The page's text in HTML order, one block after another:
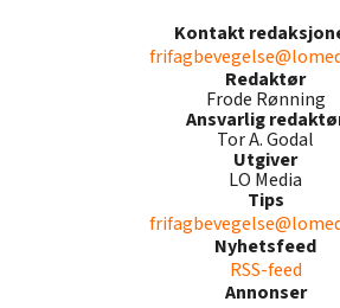
Kontakt
Redaktør
Frode Rønning
Ansvarlig
Tor A. Godal
Utgiver
LO Media
Tips
Nyhetsfeed
RSS-feed
Annonser